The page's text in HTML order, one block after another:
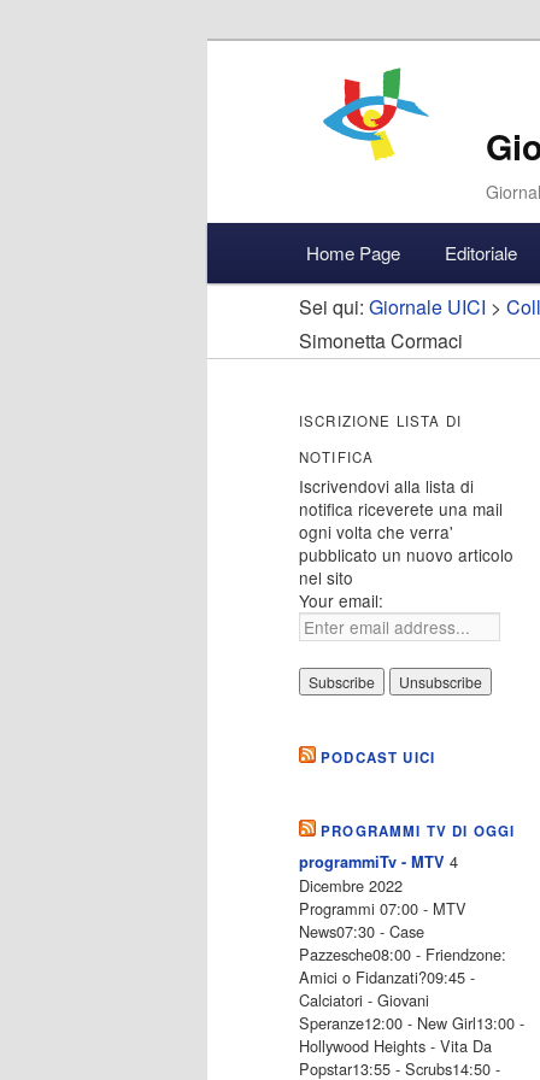
Vai
al
principale
Vai
al
secondario
Accedi
Home Page Editoriale
Sei qui: Giornale UICI >
Simonetta Cormaci
ISCRIZIONE LISTA DI
NOTIFICA
Iscrivendovi alla lista di
notifica riceverete una mail
ogni volta che verra'
pubblicato un nuovo articolo
nel sito
Your email:
PODCAST UICI
PROGRAMMI TV DI OGGI
programmiTv - MTV 4
Dicembre 2022
Programmi 07:00 - MTV
News07:30 - Case
Pazzesche08:00 - Friendzone:
Amici o Fidanzati?09:45 -
Calciatori - Giovani
Speranze12:00 - New Girl13:00 -
Hollywood Heights - Vita Da
Popstar13:55 - Scrubs14:50 -